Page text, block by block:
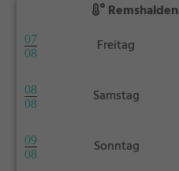
Remshalden
07
08
Freitag
08
08
Samstag
09
08
Sonntag